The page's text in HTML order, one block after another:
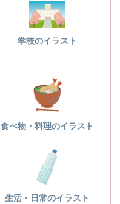
学校のイラスト
食べ物・料理のイラスト
生活・日常のイラスト